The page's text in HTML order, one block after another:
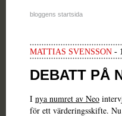
bloggens startsida
MATTIAS SVENSSON -
DEBATT PÅ
I nya numret av Neo
för ett värderingsskifte.